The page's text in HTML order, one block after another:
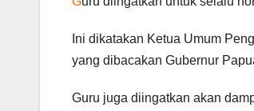
Ini dikatakan Ketua Umum
yang dibacakan Gubernur
Guru juga diingatkan akan